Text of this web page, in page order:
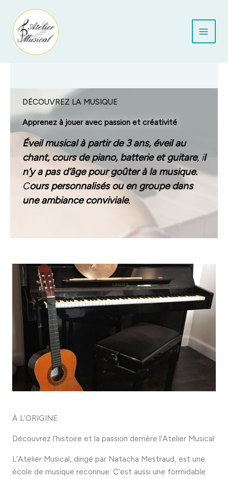
contenu
DÉCOUVREZ LA MUSIQUE
Apprenez à jouer avec passion et créativité
Éveil musical à partir de 3 ans, éveil au
chant, cours de piano, batterie et guitare, il
n’y a pas d’âge pour goûter à la musique.
Cours personnalisés ou en groupe dans
une ambiance conviviale.
À L’ORIGINE
Découvrez l’histoire et la passion derrière l’Atelier Musical
L’Atelier Musical, dirigé par Natacha Mestraud, est une
école de musique reconnue. C’est aussi une formidable